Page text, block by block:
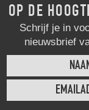
OP DE
Schrijf je in
nieuwsbrief